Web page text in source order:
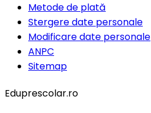
Metode de plată
Stergere date personale
Modificare date personale
ANPC
Sitemap
Eduprescolar.ro